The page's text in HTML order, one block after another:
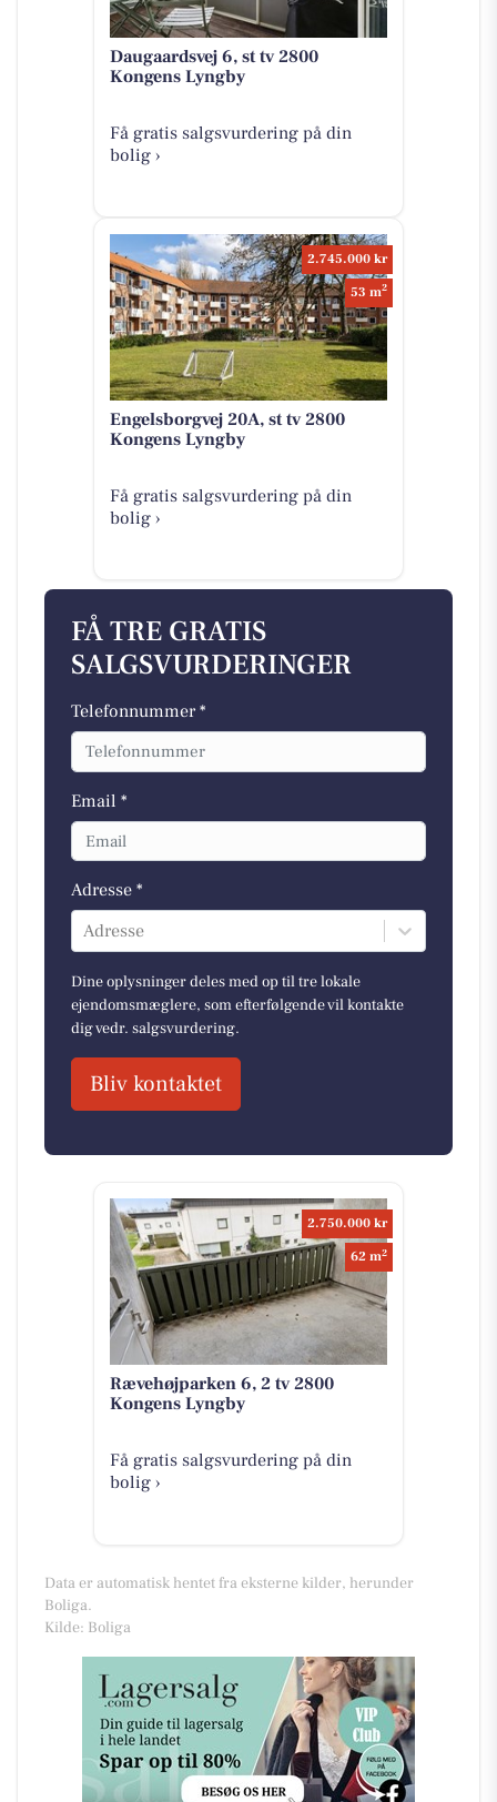
Daugaardsvej 6, st tv 2800
Kongens Lyngby
Få gratis salgsvurdering på din
bolig ›
2.745.000 kr
53 m2
Engelsborgvej 20A, st tv 2800
Kongens Lyngby
Få gratis salgsvurdering på din
bolig ›
FÅ TRE GRATIS
SALGSVURDERINGER
Telefonnummer *
Email *
Adresse *
Adresse
Dine oplysninger deles med op til tre lokale
ejendomsmæglere, som efterfølgende vil kontakte
dig vedr. salgsvurdering.
Bliv kontaktet
2.750.000 kr
62 m2
Rævehøjparken 6, 2 tv 2800
Kongens Lyngby
Få gratis salgsvurdering på din
bolig ›
Data er automatisk hentet fra eksterne kilder, herunder
Boliga.
Kilde: Boliga